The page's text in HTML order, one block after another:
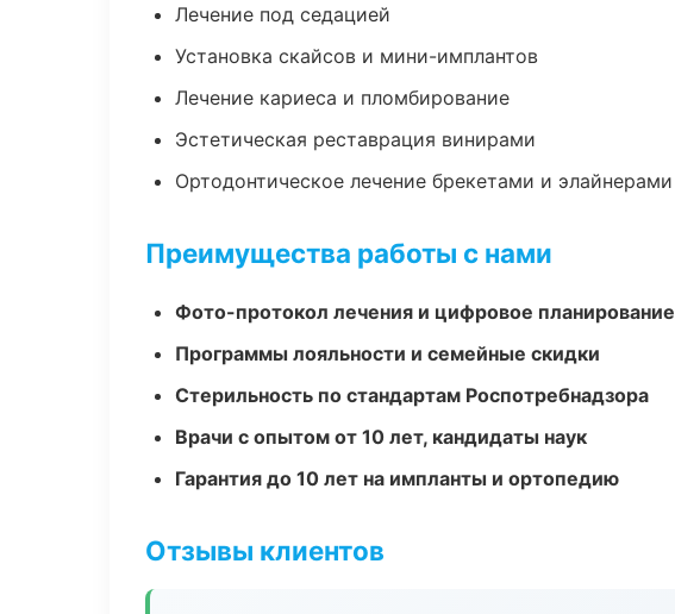
Лечение под седацией
Установка скайсов и мини-имплантов
Лечение кариеса и пломбирование
Эстетическая реставрация винирами
Ортодонтическое лечение брекетами и элайнерами
Преимущества работы с нами
Фото-протокол лечения и цифровое планирование
Программы лояльности и семейные скидки
Стерильность по стандартам Роспотребнадзора
Врачи с опытом от 10 лет, кандидаты наук
Гарантия до 10 лет на импланты и ортопедию
Отзывы клиентов